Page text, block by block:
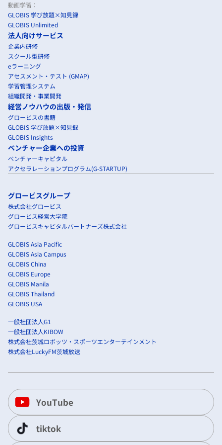
動画学習：
GLOBIS 学び放題×知見録
GLOBIS Unlimited
法人向けサービス
企業内研修
スクール型研修
eラーニング
アセスメント・テスト (GMAP)
学習管理システム
組織開発・事業開発
経営ノウハウの出版・発信
グロービスの書籍
GLOBIS 学び放題×知見録
GLOBIS Insights
ベンチャー企業への投資
ベンチャーキャピタル
アクセラレーションプログラム(G-STARTUP)
グロービスグループ
株式会社グロービス
グロービス経営大学院
グロービスキャピタルパートナーズ株式会社
GLOBIS Asia Pacific
GLOBIS Asia Campus
GLOBIS China
GLOBIS Europe
GLOBIS Manila
GLOBIS Thailand
GLOBIS USA
一般社団法人G1
一般社団法人KIBOW
株式会社茨城ロボッツ・スポーツエンターテインメント
株式会社LuckyFM茨城放送
YouTube
tiktok